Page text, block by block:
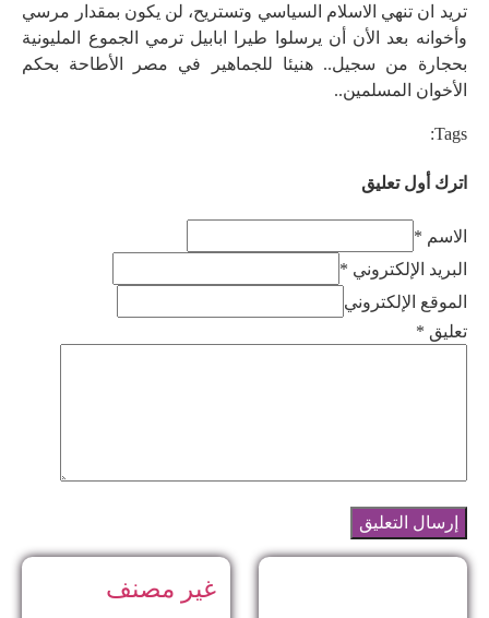
تريد ان تنهي الاسلام السياسي وتستريح، لن يكون بمقدار مرسي
وأخوانه بعد الأن أن يرسلوا طيرا ابابيل ترمي الجموع المليونية
بحجارة من سجيل.. هنيئا للجماهير في مصر الأطاحة بحكم
الأخوان المسلمين..
Tags:
اترك أول تعليق
الاسم *
البريد الإلكتروني *
الموقع الإلكتروني
تعليق *
غير مصنف